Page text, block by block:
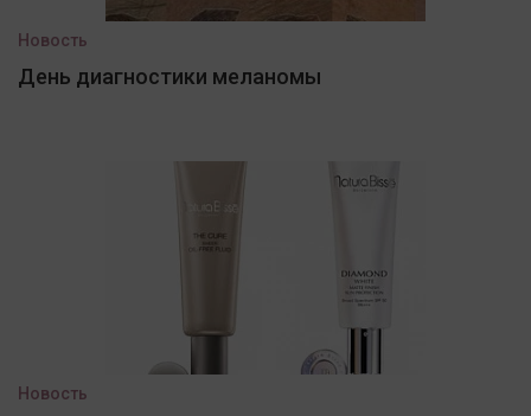
Новость
День диагностики меланомы
Новость